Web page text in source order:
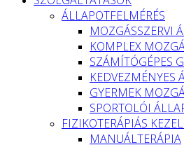
ÁLLAPOTFELMÉRÉS
MOZGÁSSZERVI
KOMPLEX
SZÁMÍTÓGÉPES
KEDVEZMÉNYES
GYERMEK
SPORTOLÓI
FIZIKOTERÁPIÁS
MANUÁLTERÁPIA